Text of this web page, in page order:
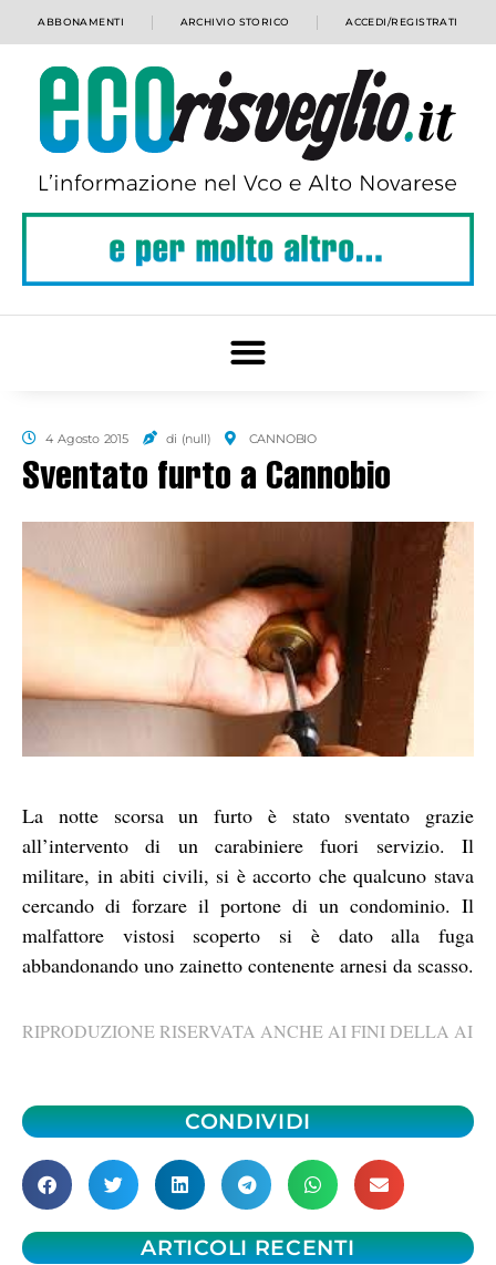
ABBONAMENTI ARCHIVIO STORICO ACCEDI/REGISTRATI
4 Agosto 2015 di (null) CANNOBIO
Sventato furto a Cannobio
La notte scorsa un furto è stato sventato grazie
all’intervento di un carabiniere fuori servizio. Il
militare, in abiti civili, si è accorto che qualcuno stava
cercando di forzare il portone di un condominio. Il
malfattore vistosi scoperto si è dato alla fuga
abbandonando uno zainetto contenente arnesi da scasso.
RIPRODUZIONE RISERVATA ANCHE AI FINI DELLA AI
CONDIVIDI
ARTICOLI RECENTI